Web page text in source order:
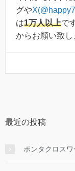
グや
は1万人以上で
からお願い致し
最近の投稿
ポンタクロス